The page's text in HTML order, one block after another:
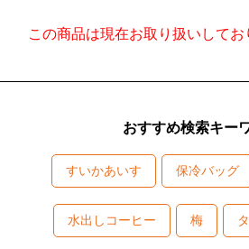
この商品は現在お取り扱いしてお
おすすめ検索キー
すいかあいす 保冷バッグ
水出しコーヒー 梅